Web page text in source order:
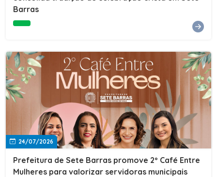
e do Instituto de Desenvolvimento Profissional
fundador da empresa Seu Consultor.Inscrições: FAÇA
AQUI
Barras
24/07/2026
Prefeitura de Sete Barras promove 2º Café Entre
Mulheres para valorizar servidoras municipais